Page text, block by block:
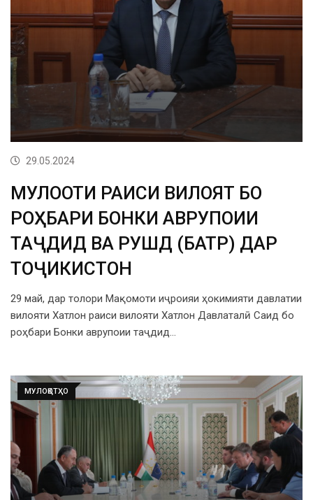
29.05.2024
МУЛОҚОТИ РАИСИ ВИЛОЯТ БО
РОҲБАРИ БОНКИ АВРУПОИИ
ТАҶДИД ВА РУШД (БАТР) ДАР
ТОҶИКИСТОН
29 май, дар толори Мақомоти иҷроияи ҳокимияти давлатии
вилояти Хатлон раиси вилояти Хатлон Давлаталӣ Саид бо
роҳбари Бонки аврупоии таҷдид…
МУЛОҚОТҲО